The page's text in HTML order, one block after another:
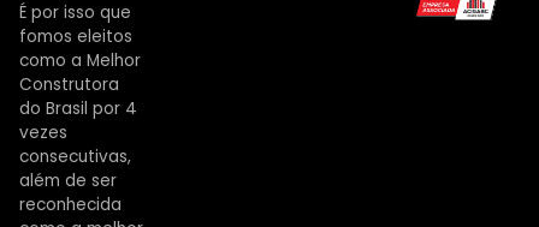
É por isso que
fomos eleitos
como a Melhor
Construtora
do Brasil por 4
vezes
consecutivas,
além de ser
reconhecida